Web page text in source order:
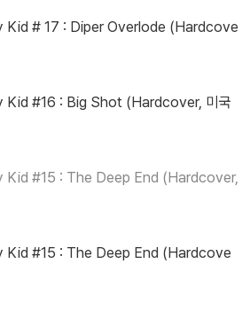
Kid # 17 : Diper Overlode (Hardcove
Kid #16 : Big Shot (Hardcover, 미국
Kid #15 : The Deep End (Hardcover,
Kid #15 : The Deep End (Hardcove